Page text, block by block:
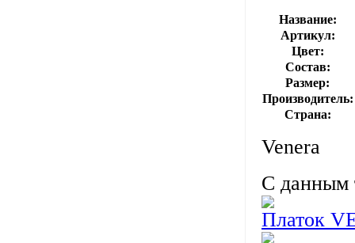
Название:
Артикул:
Цвет:
Состав:
Размер:
Производитель:
Страна:
Venera
С данным
Платок